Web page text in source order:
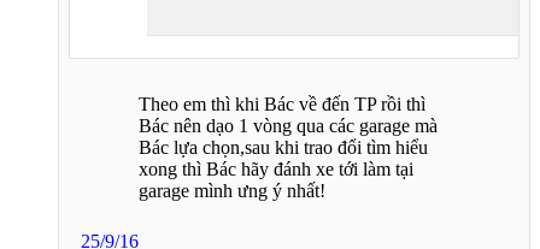
Theo em thì khi Bác về đến TP rồi thì
Bác nên dạo 1 vòng qua các garage mà
Bác lựa chọn,sau khi trao đổi tìm hiểu
xong thì Bác hãy đánh xe tới làm tại
garage mình ưng ý nhất!
25/9/16